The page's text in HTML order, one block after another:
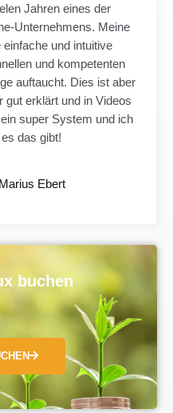
w
e
r
t
e
t
m
i
Jahren eines der
Unternehmens. Meine
und intuitive
und kompetenten
auftaucht. Dies ist aber
gut erklärt und in Videos
super System und ich
das gibt!
Ebert
buchen